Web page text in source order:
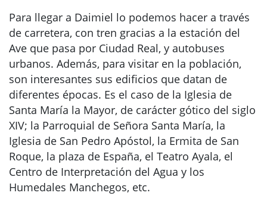
Para llegar a Daimiel lo podemos hacer a través
de carretera, con tren gracias a la estación del
Ave que pasa por Ciudad Real, y autobuses
urbanos. Además, para visitar en la población,
son interesantes sus edificios que datan de
diferentes épocas. Es el caso de la Iglesia de
Santa María la Mayor, de carácter gótico del siglo
XIV; la Parroquial de Señora Santa María, la
Iglesia de San Pedro Apóstol, la Ermita de San
Roque, la plaza de España, el Teatro Ayala, el
Centro de Interpretación del Agua y los
Humedales Manchegos, etc.